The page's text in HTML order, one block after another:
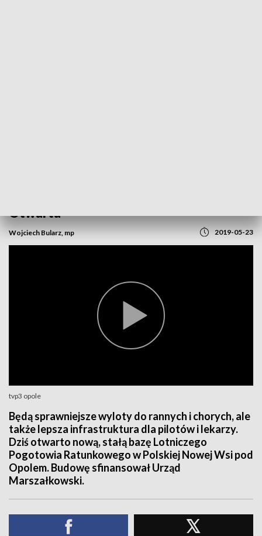
Otwarta
Wojciech Bularz, mp 2019-05-23
tvp3 opole
Będą sprawniejsze wyloty do rannych i chorych, ale
także lepsza infrastruktura dla pilotów i lekarzy.
Dziś otwarto nową, stałą bazę Lotniczego
Pogotowia Ratunkowego w Polskiej Nowej Wsi pod
Opolem. Budowę sfinansował Urząd
Marszałkowski.